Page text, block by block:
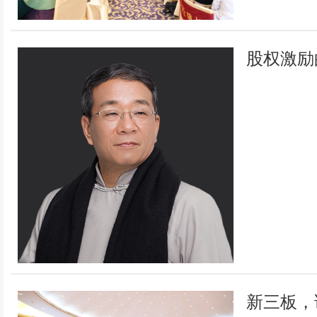
股权激
新三板